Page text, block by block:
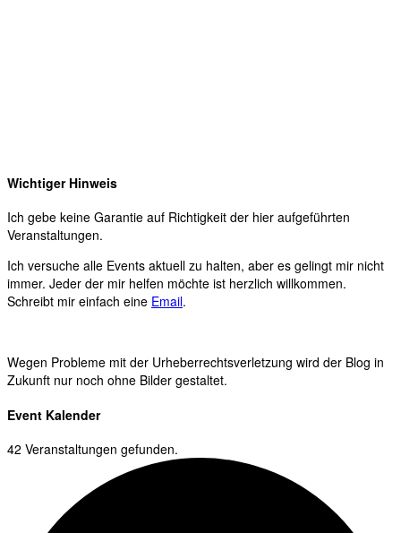
Wichtiger Hinweis
Ich gebe keine Garantie auf Richtigkeit der hier aufgeführten
Veranstaltungen.
Ich versuche alle Events aktuell zu halten, aber es gelingt mir nicht
immer. Jeder der mir helfen möchte ist herzlich willkommen.
Schreibt mir einfach eine Email.
Wegen Probleme mit der Urheberrechtsverletzung wird der Blog in
Zukunft nur noch ohne Bilder gestaltet.
Event Kalender
42 Veranstaltungen gefunden.